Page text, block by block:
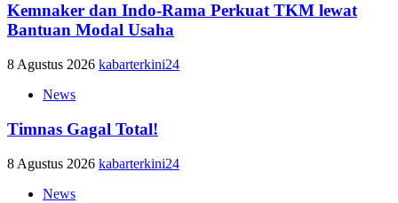
Kemnaker dan Indo-Rama Perkuat TKM lewat
Bantuan Modal Usaha
8 Agustus 2026 kabarterkini24
News
Timnas Gagal Total!
8 Agustus 2026 kabarterkini24
News